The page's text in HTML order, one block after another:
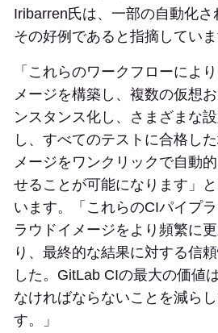
Iribarren氏は、一部の自動化
その好例であると指摘していま
「これらのワークフローによ
メージを構築し、複数の仮想
ンスタンス化し、さまざまな
し、すべてのテストに合格し
メージをワンクリックで自動
せることが可能になります」
います。「これらのCIパイプ
ラウドイメージをより頻繁に
り、最終的な結果に対する信
した。GitLab CIの最大の価値
なければならないことを減ら
す。」